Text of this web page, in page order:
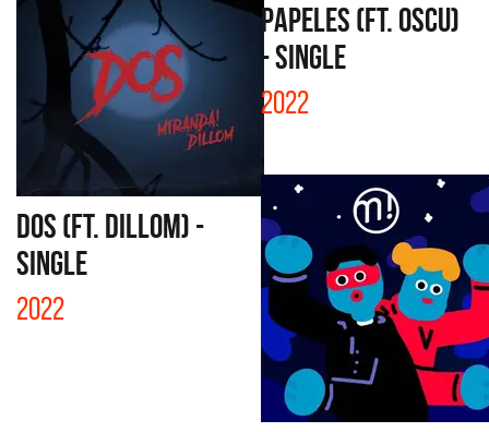
DOS (FT. DILLOM) -
SINGLE
2022
PAPELES (FT. OSCU)
- SINGLE
2022